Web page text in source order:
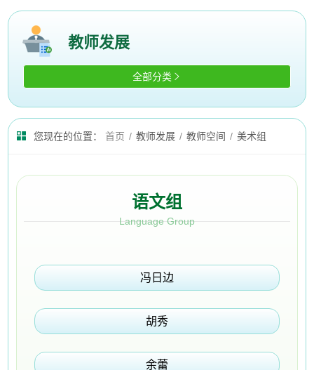
教师发展
全部分类 
您现在的位置： 首页 / 教师发展 / 教师空间 / 美术组
语文组
Language Group
冯日边
胡秀
余蕾